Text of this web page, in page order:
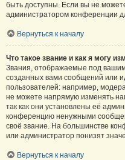
быть доступны. Если вы не
администратором конференции
Вернуться к началу
Что такое звание и как я могу
Звания, отображаемые под
созданных вами сообщений или
пользователей: например,
не можете напрямую изменять
так как они установлены её
конференцию ненужными
своё звание. На большинстве
или администратор понизят
Вернуться к началу